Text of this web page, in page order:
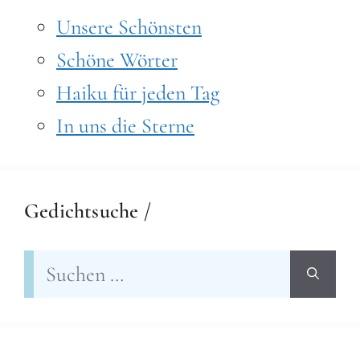
Unsere Schönsten
Schöne Wörter
Haiku für jeden Tag
In uns die Sterne
Gedichtsuche /
Suchen
nach: